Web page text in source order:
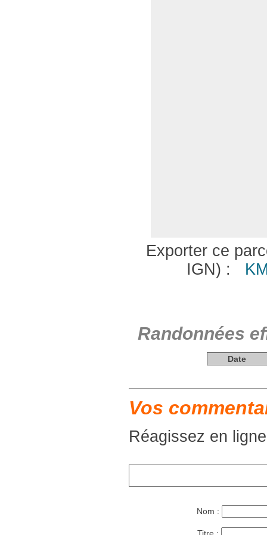
Exporter ce
IGN) :
Randonnées
Date
Vos
Réagissez en
Nom :
Titre :